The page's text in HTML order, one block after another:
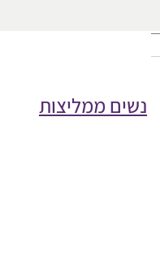
נשים ממליצות